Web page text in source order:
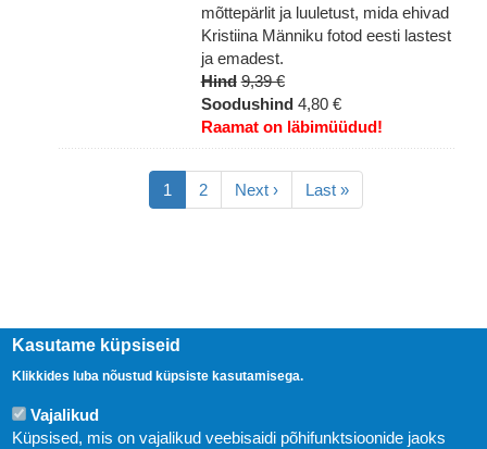
mõttepärlit ja luuletust, mida ehivad
Kristiina Männiku fotod eesti lastest
ja emadest.
Hind 9,39 €
Soodushind 4,80 €
Raamat on läbimüüdud!
Pagination
Eesolev
leht
1 Lehekülg
2
Järgmine
leht
Next ›
Viimane
leht
Last »
Kasutame küpsiseid
Klikkides luba nõustud küpsiste kasutamisega.
Vajalikud
Küpsised, mis on vajalikud veebisaidi põhifunktsioonide jaoks